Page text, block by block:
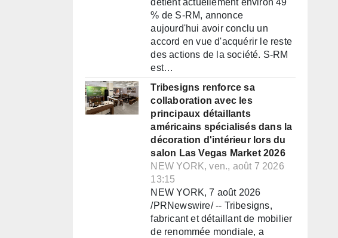
détient actuellement environ 49
% de S-RM, annonce
aujourd'hui avoir conclu un
accord en vue d'acquérir le reste
des actions de la société. S-RM
est…
Tribesigns renforce sa
collaboration avec les
principaux détaillants
américains spécialisés dans la
décoration d'intérieur lors du
salon Las Vegas Market 2026
NEW YORK, ven., août 7 2026
13:15
NEW YORK, 7 août 2026
/PRNewswire/ -- Tribesigns,
fabricant et détaillant de mobilier
de renommée mondiale, a